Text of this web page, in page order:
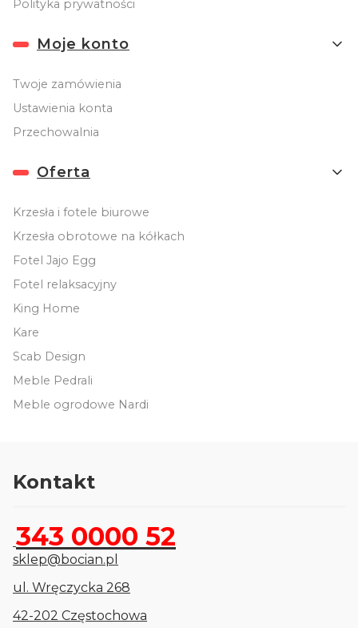
Polityka prywatności
Moje konto
Twoje zamówienia
Ustawienia konta
Przechowalnia
Oferta
Krzesła i fotele biurowe
Krzesła obrotowe na kółkach
Fotel Jajo Egg
Fotel relaksacyjny
King Home
Kare
Scab Design
Meble Pedrali
Meble ogrodowe Nardi
Kontakt
343 0000 52
sklep@bocian.pl
ul. Wręczycka 268
42-202 Częstochowa